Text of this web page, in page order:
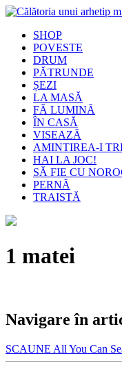
SHOP
POVESTE
DRUM
PĂTRUNDE
ȘEZI
LA MASĂ
FĂ LUMINĂ
ÎN CASĂ
VISEAZĂ
AMINTIREA-I
HAI LA JOC!
SĂ FIE CU
PERNĂ
TRAISTĂ
1 matei
Navigare în
SCAUNE All You Can